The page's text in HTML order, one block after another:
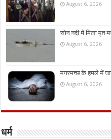
August 6, 2026
सोन नदी में मिला मृत
August 6, 2026
मगरमच्छ के हमले में
August 6, 2026
धर्म